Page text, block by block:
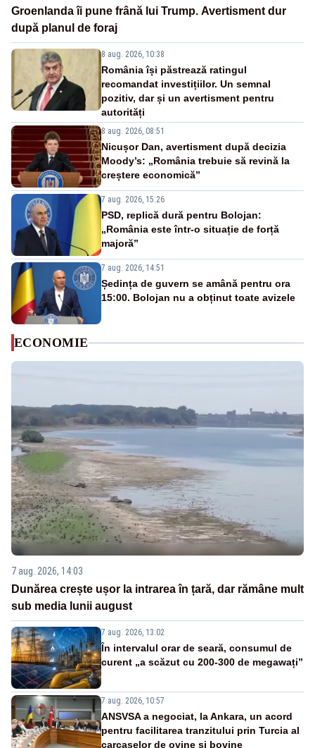
Groenlanda îi pune frână lui Trump. Avertisment dur
după planul de foraj
8 aug. 2026, 10:38
România își păstrează ratingul
recomandat investițiilor. Un semnal
pozitiv, dar și un avertisment pentru
autorități
8 aug. 2026, 08:51
Nicușor Dan, avertisment după decizia
Moody’s: „România trebuie să revină la
creștere economică”
7 aug. 2026, 15:26
PSD, replică dură pentru Bolojan:
„România este într-o situație de forță
majoră”
7 aug. 2026, 14:51
Ședința de guvern se amână pentru ora
15:00. Bolojan nu a obținut toate avizele
ECONOMIE
7 aug. 2026, 14:03
Dunărea crește ușor la intrarea în țară, dar rămâne mult
sub media lunii august
7 aug. 2026, 13:02
În intervalul orar de seară, consumul de
curent „a scăzut cu 200-300 de megawați”
7 aug. 2026, 10:57
ANSVSA a negociat, la Ankara, un acord
pentru facilitarea tranzitului prin Turcia al
carcaselor de ovine și bovine